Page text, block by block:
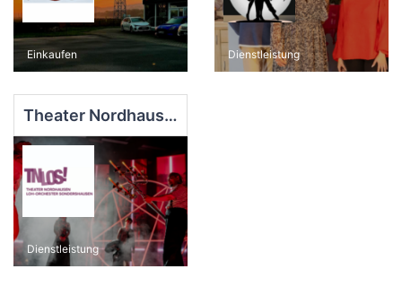
Einkaufen Dienstleistung
Theater Nordhausen
Dienstleistung